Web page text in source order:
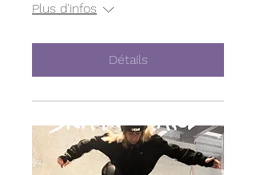
Plus d'infos
Détails